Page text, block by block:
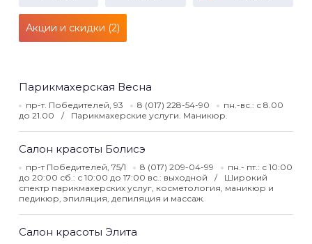
Акции и скидки (2)
Парикмахерская Весна
пр-т. Победителей, 93 8 (017) 228-54-90
пн.-вс.: с 8.00
до 21.00
Парикмахерские услуги. Маникюр.
Салон красоты Болисэ
пр-т Победителей, 75/1 8 (017) 209-04-99
пн.- пт.: с 10:00
до 20:00 сб.: с 10:00 до 17:00 вс.: выходной
Широкий
спектр парикмахерских услуг, косметология, маникюр и
педикюр, эпиляция, депиляция и массаж.
Салон красоты Элита